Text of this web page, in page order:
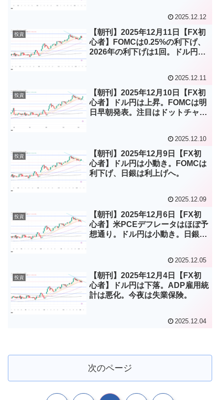
2025.12.12
投資
【朝刊】2025年12月11日【FX初
心者】FOMCは0.25%の利下げ、
2026年の利下げは1回。ドル円は
2025.12.11
投資
【朝刊】2025年12月10日【FX初
心者】ドル円は上昇。FOMCは明
日早朝発表。注目はドットチャー
2025.12.10
投資
【朝刊】2025年12月9日【FX初
心者】ドル円は小動き。FOMCは
利下げ、日銀は利上げへ。
2025.12.09
投資
【朝刊】2025年12月6日【FX初
心者】米PCEデフレータはほぼ予
想通り。ドル円は小動き。日銀は
2025.12.05
投資
【朝刊】2025年12月4日【FX初
心者】ドル円は下落。ADP雇用統
計は悪化。今夜は失業保険。
2025.12.04
次のページ